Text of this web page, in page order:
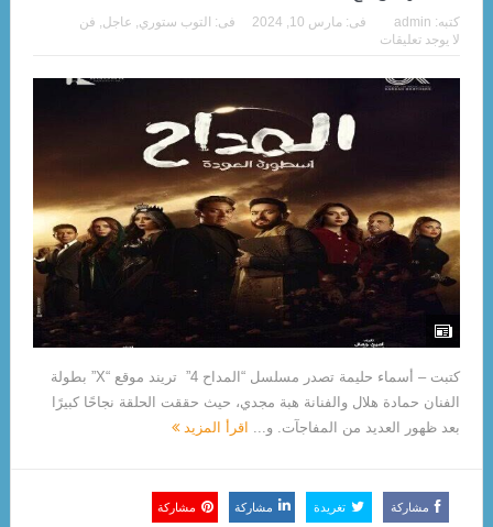
كتبه: admin فى: مارس 10, 2024 فى: التوب ستوري, عاجل, فن
لا يوجد تعليقات
كتبت – أسماء حليمة تصدر مسلسل “المداح 4” تريند موقع “X” بطولة
الفنان حمادة هلال والفنانة هبة مجدي، حيث حققت الحلقة نجاحًا كبيرًا
بعد ظهور العديد من المفاجآت. و... اقرأ المزيد
مشاركة تغريدة مشاركة مشاركة